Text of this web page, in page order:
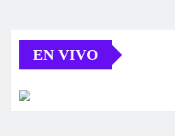
EN VIVO